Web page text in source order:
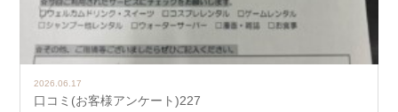
2026.06.17
口コミ(お客様アンケート)227